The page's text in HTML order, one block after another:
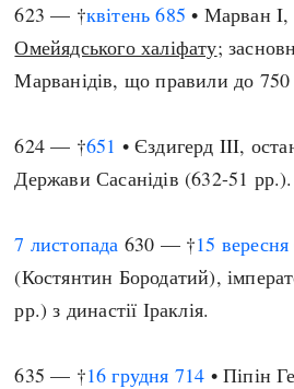
623 — †квітень 685 • Марван I,
Омейядського халіфату;
Марванідів, що правили до 750
624 — †651 • Єздигерд III,
Держави Сасанідів (632-51 рр.).
7 листопада 630 — †15 вересня
(Костянтин Бородатий),
рр.) з династії Іраклія.
635 — †16 грудня 714 • Піпін